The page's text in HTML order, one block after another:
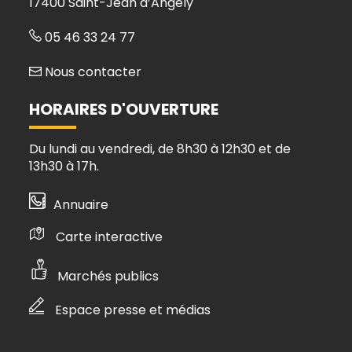
05 46 33 24 77
Nous contacter
HORAIRES D'OUVERTURE
Du lundi au vendredi, de 8h30 à 12h30 et de
13h30 à 17h.
Annuaire
Carte interactive
Marchés publics
Espace presse et médias